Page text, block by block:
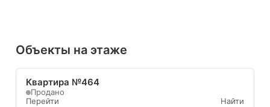
Объекты на этаже
Квартира №464
Продано
Перейти
Найти